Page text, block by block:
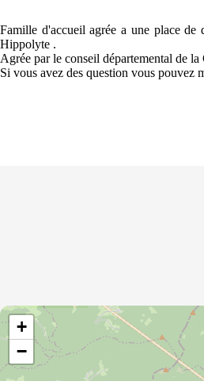
Famille d'accueil agrée a une place
Hippolyte .
Agrée par le conseil départemental de
Si vous avez des question vous pouvez
+
−